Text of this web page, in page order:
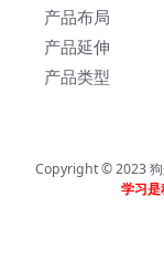
产品布局
产品延伸
产品类型
Copyright © 2023
学习是